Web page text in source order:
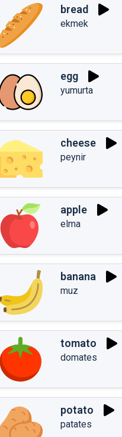
bread
ekmek
egg
yumurta
cheese
peynir
apple
elma
banana
muz
tomato
domates
potato
patates